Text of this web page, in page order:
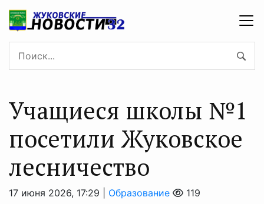
Учащиеся школы №1
посетили Жуковское
лесничество
17 июня 2026, 17:29 | Образование 119